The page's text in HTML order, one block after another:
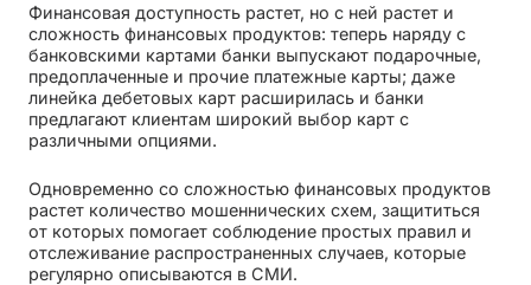
Финансовая доступность растет, но с ней растет и
сложность финансовых продуктов: теперь наряду с
банковскими картами банки выпускают подарочные,
предоплаченные и прочие платежные карты; даже
линейка дебетовых карт расширилась и банки
предлагают клиентам широкий выбор карт с
различными опциями.
Одновременно со сложностью финансовых продуктов
растет количество мошеннических схем, защититься
от которых помогает соблюдение простых правил и
отслеживание распространенных случаев, которые
регулярно описываются в СМИ.